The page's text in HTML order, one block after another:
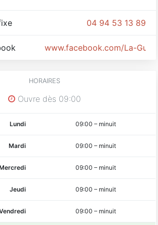
04 94 53 13 89
www.facebook.com/La-
HORAIRES
Ouvre dès 09:00
Lundi 09:00 – minuit
Mardi 09:00 – minuit
09:00 – minuit
Jeudi 09:00 – minuit
09:00 – minuit